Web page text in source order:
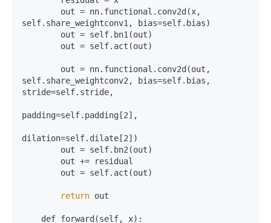
self.share_weightconv1, bias=self.bias)
self.share_weightconv2, bias=self.bias,
stride=self.stride,
padding=self.padding[2],
dilation=self.dilate[2])
return out